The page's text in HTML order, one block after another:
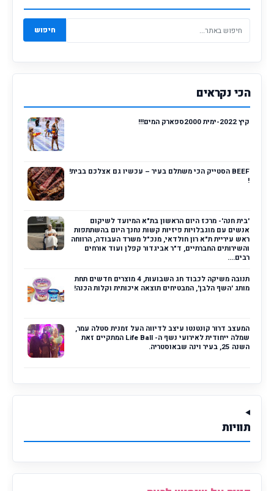
חיפוש
הכי נקראים
קיץ 2022-ימית 2000ספארק המים!!!
BEEF הסטייק הכי משתלם בעיר – עכשיו גם אצלכם בבית!
!
'בית חנה'- מרכז היום הראשון בת"א המיועד לשיקום
אנשים עם מוגבלויות פיזיות קשות נחנך היום בהשתתפות
ראש עיריית ת"א רון חולדאי, מנכ"ל משרד העבודה, הרווחה
והשירותים החברתיים, ד"ר אביגדור קפלן ועוד אורחים
רבים....
תנובה משיקה לכבוד חג השבועות, 4 מוצרים חדשים תחת
מותג 'השף הלבן', המבטיחים תוצאה איכותית וקלות הכנה!
המעצב דרור קונטנטו עיצב לדיווה העל זמנית סטלה עמר,
שמלה ייחודית לאירועי נשף ה- Life Ball המתקיים זאת
השנה 25, בעיר וינה שבאוסטריה.
תוויות